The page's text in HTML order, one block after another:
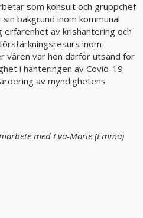
som konsult och gruppchef
bakgrund inom kommunal
erfarenhet av krishantering och
inom
våren var hon därför utsänd för
i hanteringen av Covid-19
av myndighetens
med Eva-Marie (Emma)